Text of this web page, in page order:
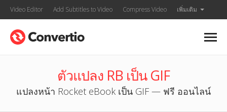
Video Editor Add Subtitles to Video Compress Video เพิ่มเติม
ตัวแปลง RB เป็น GIF
แปลงหน้า Rocket eBook เป็น GIF — ฟรี ออนไลน์